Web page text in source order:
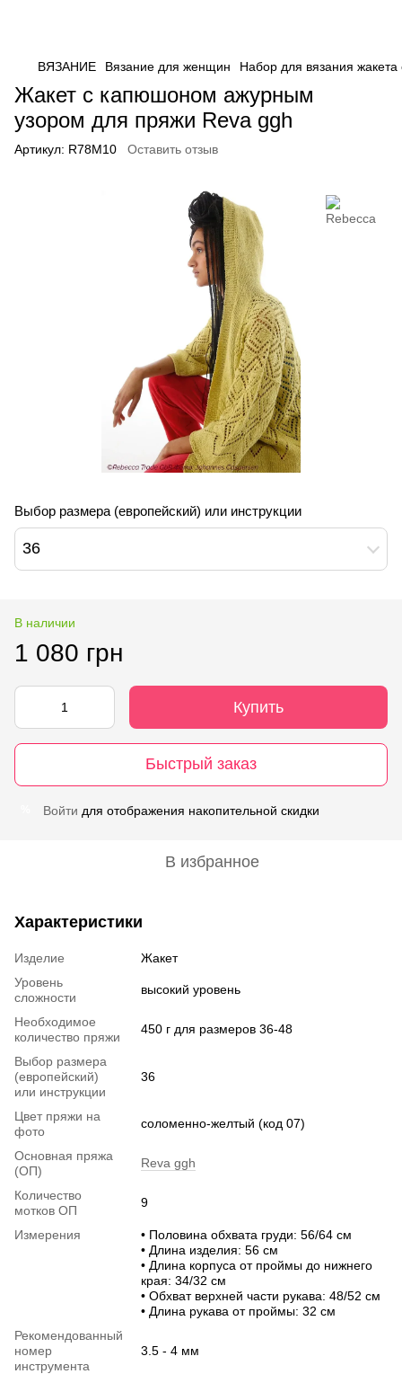
ВЯЗАНИЕ Вязание для женщин Набор для вязания
Жакет с капюшоном ажурным
узором для пряжи Reva ggh
Артикул: R78M10 Оставить отзыв
Выбор размера (европейский) или инструкции
36
В наличии
1 080 грн
Купить
Быстрый заказ
Войти для отображения накопительной скидки
В избранное
Характеристики
Изделие
Жакет
Уровень
сложности
высокий уровень
Необходимое
количество пряжи
450 г для размеров 36-48
Выбор размера
(европейский)
или инструкции
36
Цвет пряжи на
фото
соломенно-желтый (код 07)
Основная пряжа
(ОП)
Reva ggh
Количество
мотков ОП
9
Измерения
• Половина обхвата груди: 56/64 см
• Длина изделия: 56 см
• Длина корпуса от проймы до нижнего
края: 34/32 см
• Обхват верхней части рукава: 48/52 см
• Длина рукава от проймы: 32 см
Рекомендованный
номер
инструмента
3.5 - 4 мм